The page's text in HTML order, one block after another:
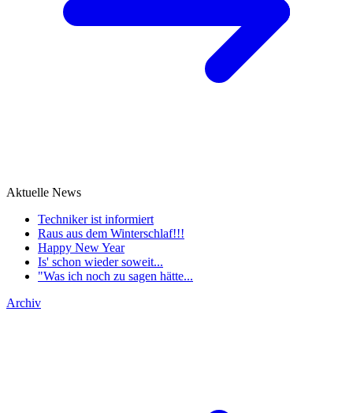
Aktuelle News
Techniker ist informiert
Raus aus dem Winterschlaf!!!
Happy New Year
Is' schon wieder soweit...
"Was ich noch zu sagen hätte...
Archiv